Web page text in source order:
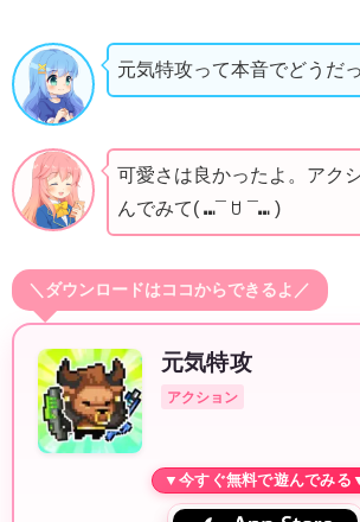
元気特攻って本音でどうだ
可愛さは良かったよ。アク
んでみて( ⑉¯ ꇴ ¯⑉ )
＼ダウンロードはココからできるよ／
元気特攻
アクション